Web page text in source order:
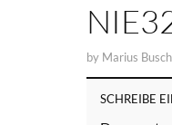
by Marius
SCHREIBE